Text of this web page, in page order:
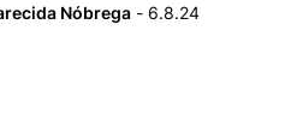
Nóbrega - 6.8.24